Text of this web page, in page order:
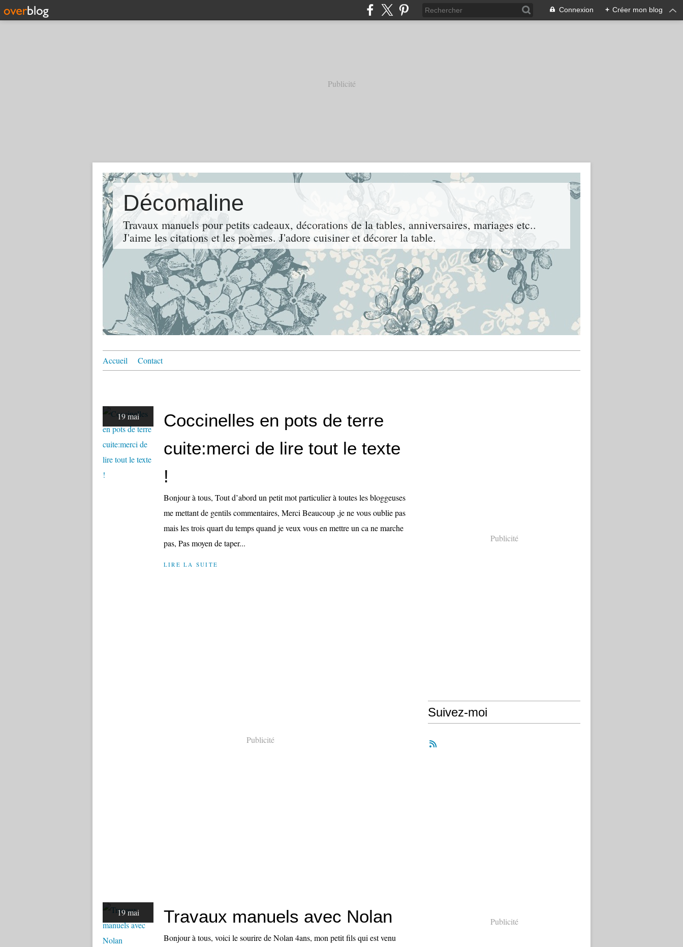
Connexion + Créer mon blog
Publicité
Décomaline
Travaux manuels pour petits cadeaux, décorations de la tables, anniversaires, mariages etc..
J'aime les citations et les poèmes. J'adore cuisiner et décorer la table.
Accueil Contact
19 mai
Coccinelles en pots de terre
cuite:merci de lire tout le texte
!
Bonjour à tous, Tout d’abord un petit mot particulier à toutes les bloggeuses
me mettant de gentils commentaires, Merci Beaucoup ,je ne vous oublie pas
mais les trois quart du temps quand je veux vous en mettre un ca ne marche
pas, Pas moyen de taper...
LIRE LA SUITE
Publicité
19 mai Travaux manuels avec Nolan
Bonjour à tous, voici le sourire de Nolan 4ans, mon petit fils qui est venu
Publicité
Suivez-moi
Publicité